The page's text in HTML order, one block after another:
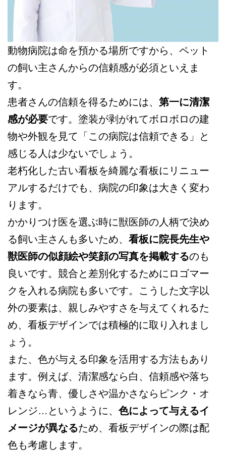
動物病院は命を預かる場所ですから、ペット
の飼い主さんからの信頼感が必須といえま
す。
患者さんの信頼を得るためには、 第一に清潔
感が必要です。塗装が剥がれてボロボロの建
物や外観を見て「この病院は信頼できる」と
感じる人は少ないでしょう。
老朽化した古い看板を綺麗な看板にリニュー
アルするだけでも、病院の印象は大きく変わ
ります。
かかりつけ医を選ぶ時に獣医師の人柄で決め
る飼い主さんも多いため、 看板に院長先生や
獣医師の似顔絵や笑顔の写真を掲載するのも
良いです。競合と差別化するためにロゴマー
クを入れる病院も多いです。こうした文字以
外の要素は、親しみやすさを与えてくれるた
め、看板デザインでは積極的に取り入れまし
ょう。
また、色が与える印象を活用する方法もあり
ます。例えば、清潔感なら白、信頼感や落ち
着きなら青、優しさや温かさならピンク・オ
レンジ…というように、 色によって与えるイ
メージが異なるため、看板デザインの際は配
色も考慮します。